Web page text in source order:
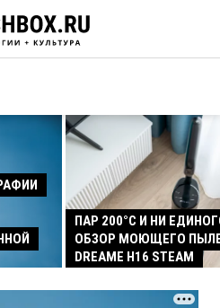
ПАР 200°C И НИ
ОБЗОР МОЮЩЕГО
DREAME H16 STEAM